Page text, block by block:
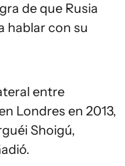
de que Rusia
hablar con su
entre
Londres en 2013,
Shoigú,